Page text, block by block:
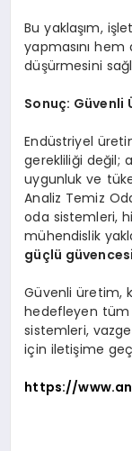
Bu yaklaşım,
yapmasını
düşürmesini
Sonuç: Güvenli
Endüstriyel
gerekliliği değil;
uygunluk ve
Analiz Temiz
oda sistemleri,
mühendislik
güçlü güvencesi
Güvenli üretim,
hedefleyen tüm
sistemleri,
için iletişime
https://